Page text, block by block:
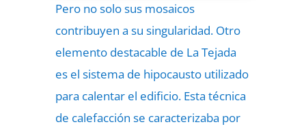
Pero no solo sus mosaicos
contribuyen a su singularidad. Otro
elemento destacable de La Tejada
es el sistema de hipocausto utilizado
para calentar el edificio. Esta técnica
de calefacción se caracterizaba por